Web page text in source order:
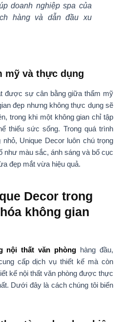
doanh nghiệp spa của
hàng và dẫn đầu xu
mỹ và thực dụng
được sự cân bằng giữa thẩm mỹ
đẹp nhưng không thực dụng sẽ
trong khi một không gian chỉ tập
thiếu sức sống. Trong quá trình
Unique Decor luôn chú trọng
như màu sắc, ánh sáng và bố cục
đẹp mắt vừa hiệu quả.
Decor trong
không gian
nội thất văn phòng hàng đầu,
cấp dịch vụ thiết kế mà còn
kế nội thất văn phòng được thực
Dưới đây là cách chúng tôi biến